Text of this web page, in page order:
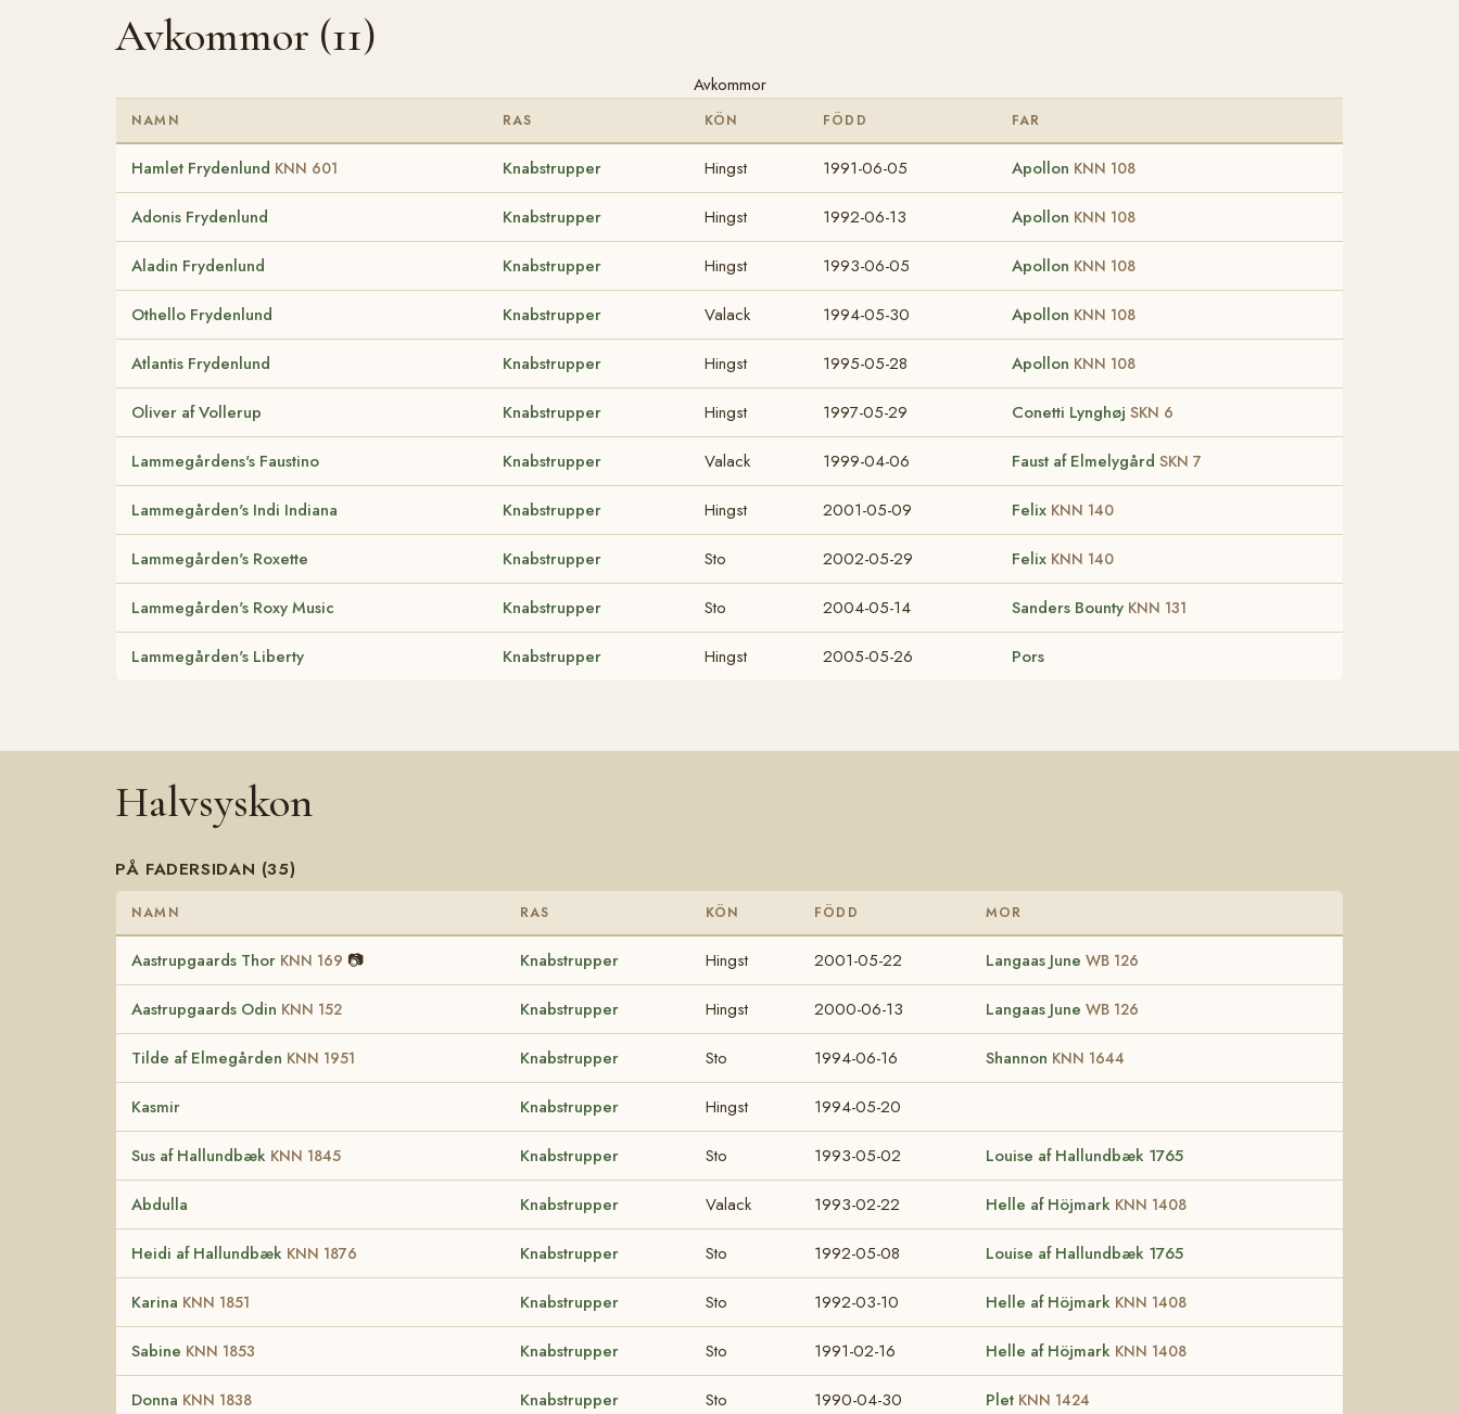
Avkommor (11)
Avkommor
NAMN RAS KÖN FÖDD FAR
Hamlet Frydenlund KNN 601 Knabstrupper Hingst 1991-06-05 Apollon KNN 108
Adonis Frydenlund Knabstrupper Hingst 1992-06-13 Apollon KNN 108
Aladin Frydenlund Knabstrupper Hingst 1993-06-05 Apollon KNN 108
Othello Frydenlund Knabstrupper Valack 1994-05-30 Apollon KNN 108
Atlantis Frydenlund Knabstrupper Hingst 1995-05-28 Apollon KNN 108
Oliver af Vollerup Knabstrupper Hingst 1997-05-29 Conetti Lynghøj SKN 6
Lammegårdens's Faustino Knabstrupper Valack 1999-04-06 Faust af Elmelygård SKN 7
Lammegården's Indi Indiana Knabstrupper Hingst 2001-05-09 Felix KNN 140
Lammegården's Roxette Knabstrupper Sto 2002-05-29 Felix KNN 140
Lammegården's Roxy Music Knabstrupper Sto 2004-05-14 Sanders Bounty KNN 131
Lammegården's Liberty Knabstrupper Hingst 2005-05-26 Pors
Halvsyskon
PÅ FADERSIDAN (35)
NAMN RAS KÖN FÖDD MOR
Aastrupgaards Thor KNN 169 📷 Knabstrupper Hingst 2001-05-22 Langaas June WB 126
Aastrupgaards Odin KNN 152 Knabstrupper Hingst 2000-06-13 Langaas June WB 126
Tilde af Elmegården KNN 1951 Knabstrupper Sto 1994-06-16 Shannon KNN 1644
Kasmir Knabstrupper Hingst 1994-05-20
Sus af Hallundbæk KNN 1845 Knabstrupper Sto 1993-05-02 Louise af Hallundbæk 1765
Abdulla Knabstrupper Valack 1993-02-22 Helle af Höjmark KNN 1408
Heidi af Hallundbæk KNN 1876 Knabstrupper Sto 1992-05-08 Louise af Hallundbæk 1765
Karina KNN 1851 Knabstrupper Sto 1992-03-10 Helle af Höjmark KNN 1408
Sabine KNN 1853 Knabstrupper Sto 1991-02-16 Helle af Höjmark KNN 1408
Donna KNN 1838 Knabstrupper Sto 1990-04-30 Plet KNN 1424